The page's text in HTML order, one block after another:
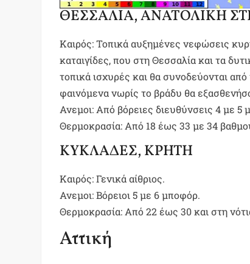
ΘΕΣΣΑΛΙΑ, ΑΝΑΤΟΛΙΚΗ
Καιρός: Τοπικά αυξημένες νεφώσεις
καταιγίδες, που στη Θεσσαλία και τα
τοπικά ισχυρές και θα συνοδεύονται
φαινόμενα νωρίς το βράδυ θα
Ανεμοι: Από βόρειες διευθύνσεις 4 με 5
Θερμοκρασία: Από 18 έως 33 με 34
ΚΥΚΛΑΔΕΣ, ΚΡΗΤΗ
Καιρός: Γενικά αίθριος.
Ανεμοι: Βόρειοι 5 με 6 μποφόρ.
Θερμοκρασία: Από 22 έως 30 και στη
Αττική